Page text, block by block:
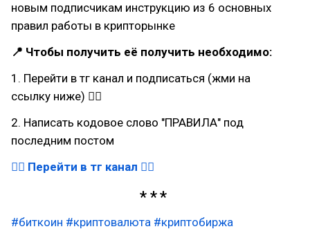
новым подписчикам инструкцию из 6 основных
правил работы в крипторынке
📍 Чтобы получить её получить необходимо:
1. Перейти в тг канал и подписаться (жми на
ссылку ниже) 👇🏻
2. Написать кодовое слово "ПРАВИЛА" под
последним постом
👉🏻 Перейти в тг канал 👈🏻
#биткоин #криптовалюта #криптобиржа